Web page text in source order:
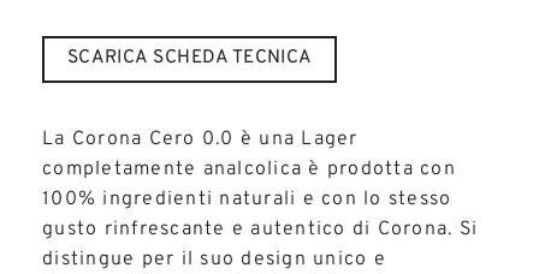
SCARICA SCHEDA TECNICA
La Corona Cero 0.0 è una Lager
completamente analcolica è prodotta con
100% ingredienti naturali e con lo stesso
gusto rinfrescante e autentico di Corona. Si
distingue per il suo design unico e